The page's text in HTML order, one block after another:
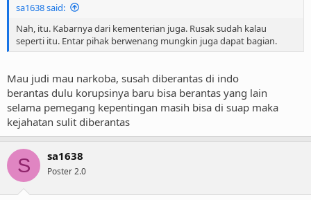
sa1638 said:
Nah, itu. Kabarnya dari kementerian juga. Rusak sudah kalau
seperti itu. Entar pihak berwenang mungkin juga dapat bagian.
Mau judi mau narkoba, susah diberantas di indo
berantas dulu korupsinya baru bisa berantas yang lain
selama pemegang kepentingan masih bisa di suap maka
kejahatan sulit diberantas
S sa1638
Poster 2.0